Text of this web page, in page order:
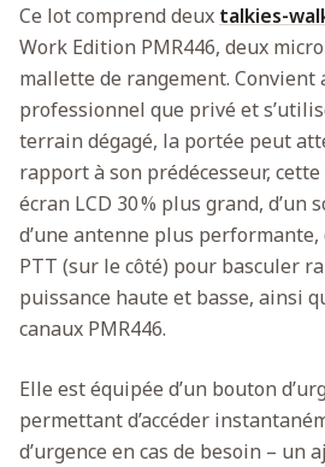
Ce lot comprend deux talkies-
Work Edition PMR446, deux
mallette de rangement. Convient
professionnel que privé et
terrain dégagé, la portée peut
rapport à son prédécesseur,
écran LCD 30 % plus grand, d’un
d’une antenne plus performante,
PTT (sur le côté) pour basculer
puissance haute et basse, ainsi
canaux PMR446.
Elle est équipée d’un bouton
permettant d’accéder
d’urgence en cas de besoin – un